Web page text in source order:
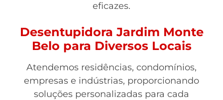
eficazes.
Desentupidora Jardim Monte
Belo para Diversos Locais
Atendemos residências, condomínios,
empresas e indústrias, proporcionando
soluções personalizadas para cada